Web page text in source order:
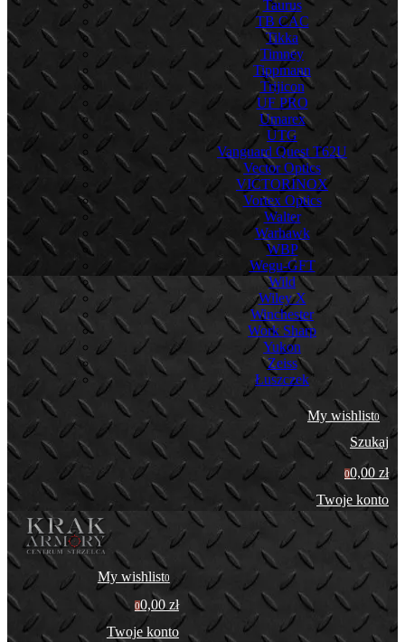
Taurus
TB CAC
Tikka
Timney
Tippmann
Trijicon
UF PRO
Umarex
UTG
Vanguard Quest T62U
Vector Optics
VICTORINOX
Vortex Optics
Walter
Warhawk
WBP
Wegu-GFT
Wild
Wiley X
Winchester
Work Sharp
Yukon
Zeiss
Łuszczek
My wishlist0
Szukaj
00,00 zł
Twoje konto
My wishlist0
00,00 zł
Twoje konto